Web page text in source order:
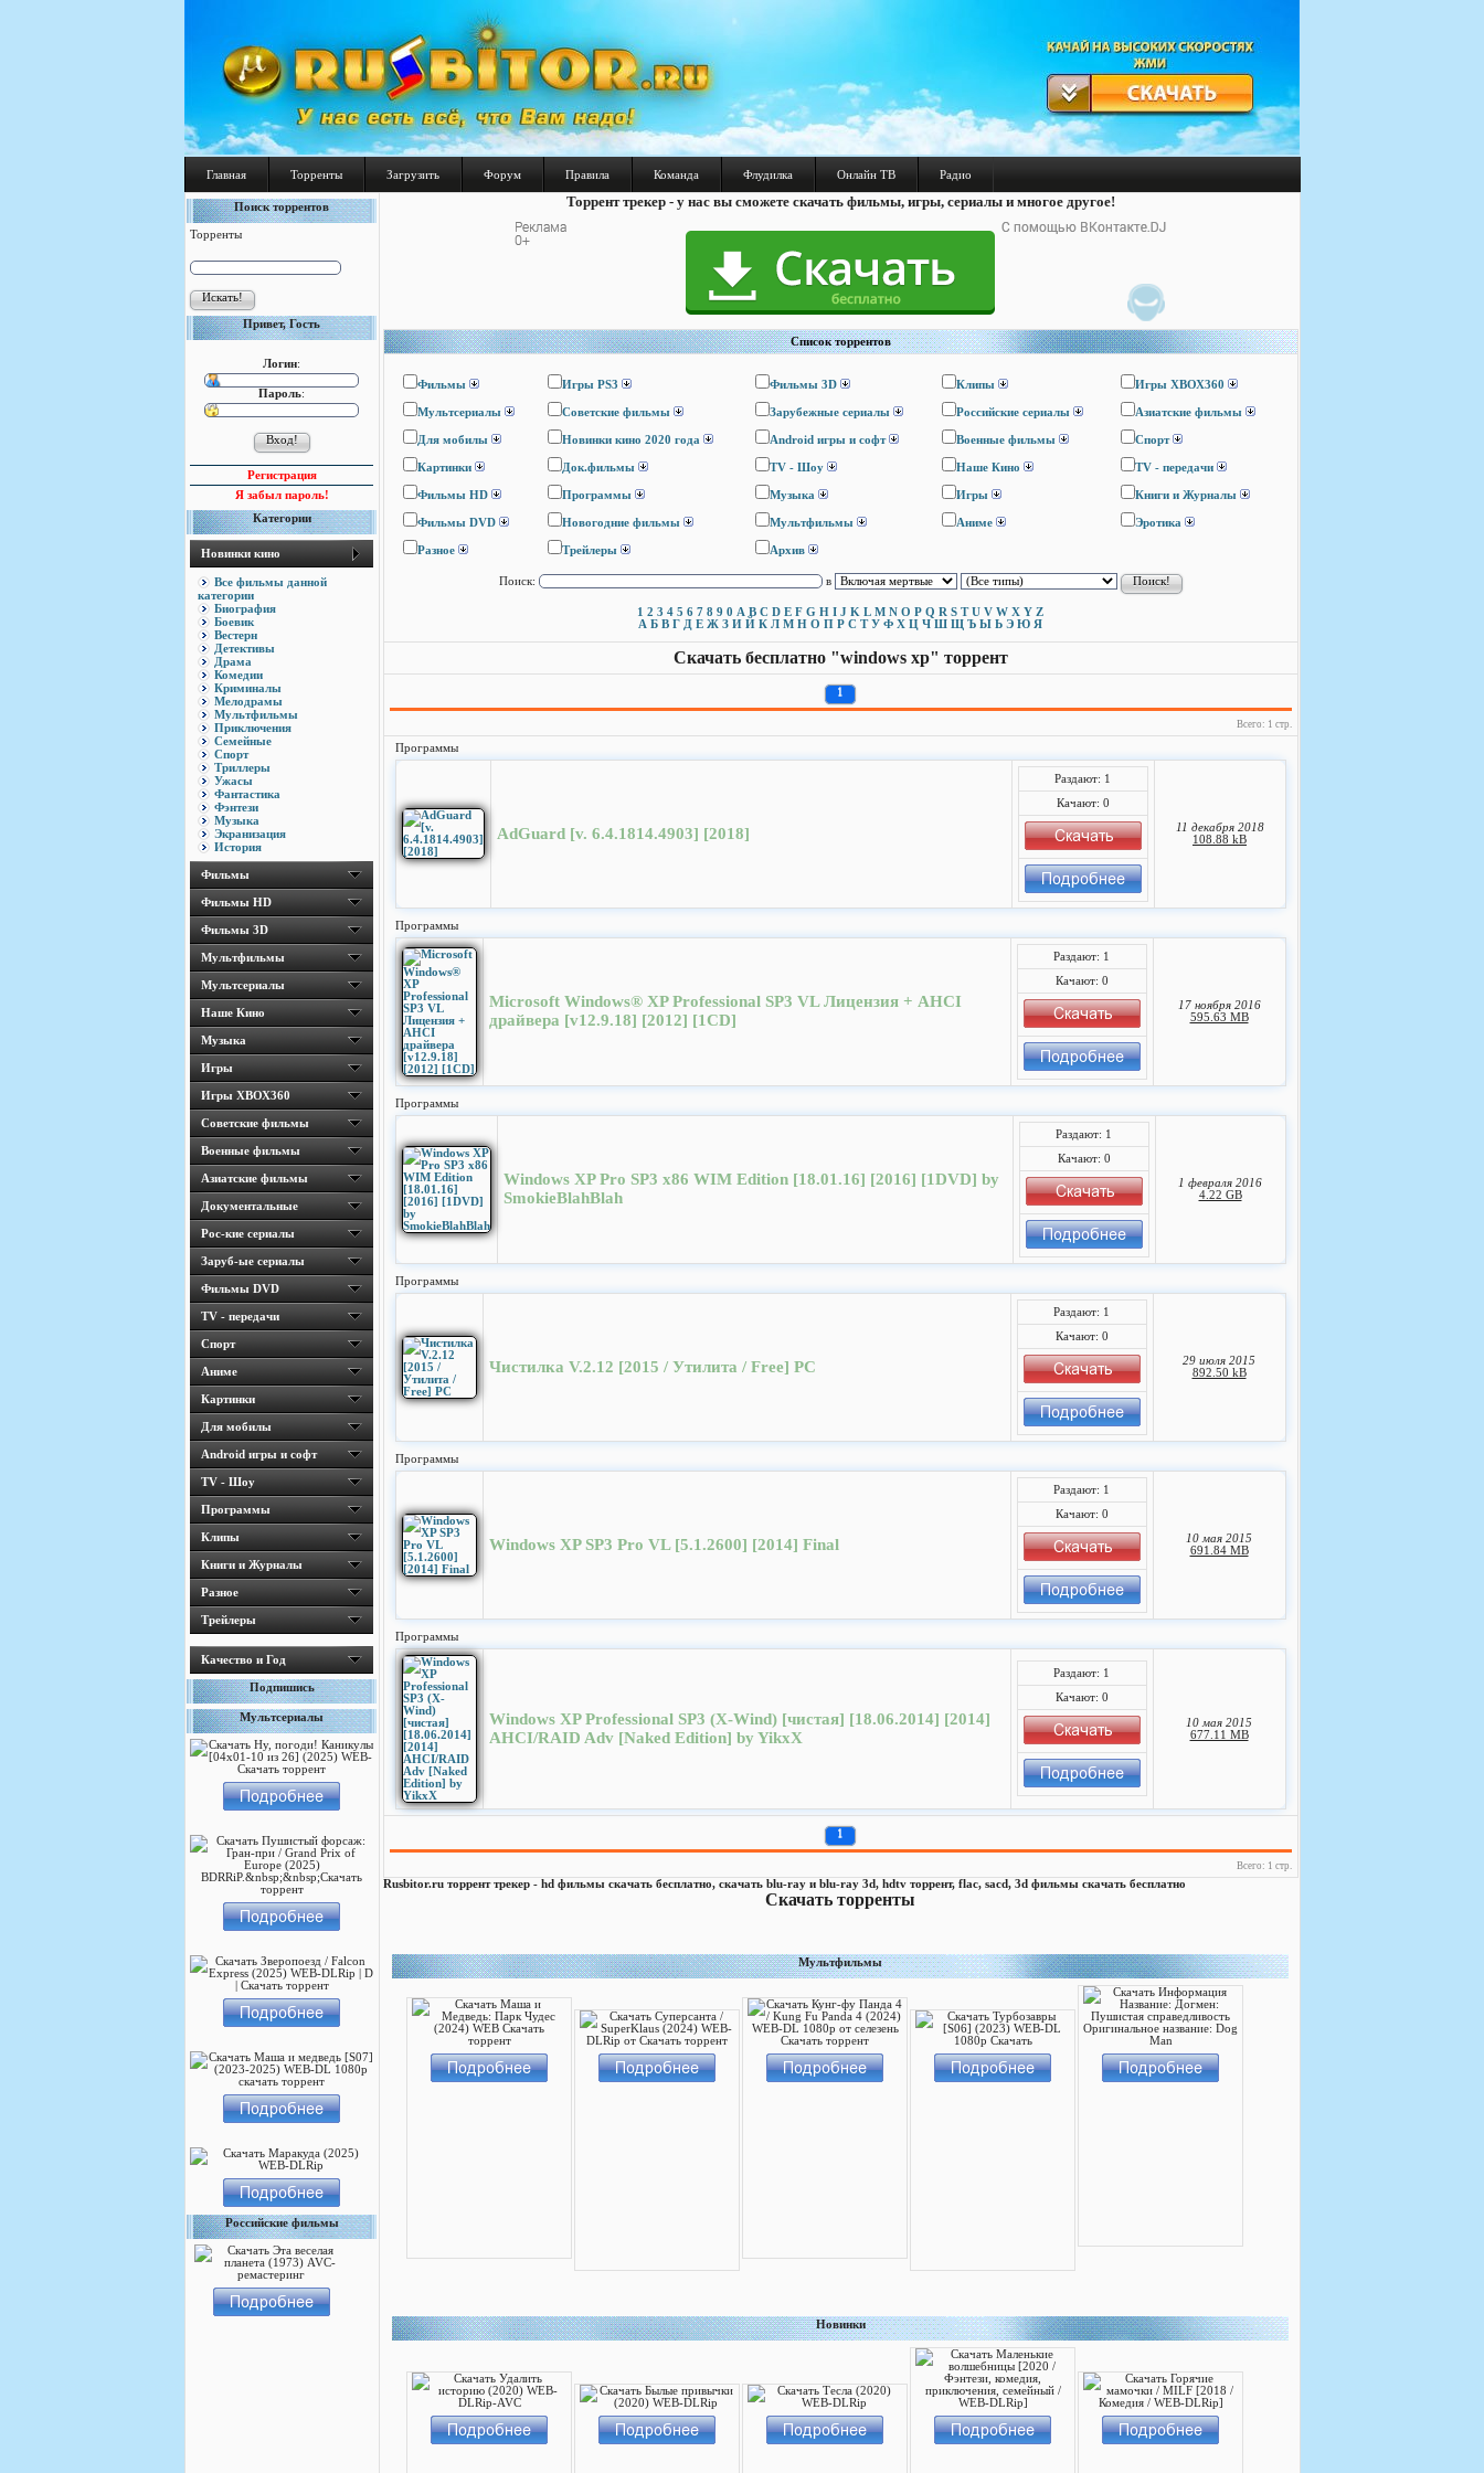
Главная Торренты Загрузить Форум Правила Команда Флудилка Онлайн ТВ Радио
Поиск торрентов
Торренты
Привет, Гость
Логин:
Пароль:
Регистрация
Я забыл пароль!
Категории
Новинки кино
Все фильмы данной
категории
Биография
Боевик
Вестерн
Детективы
Драма
Комедии
Криминалы
Мелодрамы
Мультфильмы
Приключения
Семейные
Спорт
Триллеры
Ужасы
Фантастика
Фэнтези
Музыка
Экранизация
История
Фильмы
Фильмы HD
Фильмы 3D
Мультфильмы
Мультсериалы
Наше Кино
Музыка
Игры
Игры ХВОХ360
Cоветские фильмы
Военные фильмы
Азиатские фильмы
Документальные
Рос-кие сериалы
Заруб-ые сериалы
Фильмы DVD
TV - передачи
Спорт
Аниме
Картинки
Для мобилы
Android игры и софт
TV - Шоу
Программы
Клипы
Книги и Журналы
Разное
Трейлеры
Качество и Год
Подпишись
Мультсериалы
Российские фильмы
Торрент трекер - у нас вы сможете скачать фильмы, игры, сериалы и многое другое!
Список торрентов
Фильмы Игры PS3 Фильмы 3D Клипы Игры ХВОХ360
Мультсериалы Cоветские фильмы Зарубежные сериалы Российские сериалы Азиатские фильмы
Для мобилы Новинки кино 2020 года Android игры и софт Военные фильмы Спорт
Картинки Док.фильмы TV - Шоу Наше Кино TV - передачи
Фильмы HD Программы Музыка Игры Книги и Журналы
Фильмы DVD Новогодние фильмы Мультфильмы Аниме Эротика
Разное Трейлеры Архив
Поиск: в
1 2 3 4 5 6 7 8 9 0 A B C D E F G H I J K L M N O P Q R S T U V W X Y Z
А Б В Г Д Е Ж З И Й К Л М Н О П Р С Т У Ф Х Ц Ч Ш Щ Ъ Ы Ь Э Ю Я
Скачать бесплатно "windows xp" торрент
1
Всего: 1 стр.
Программы
AdGuard [v. 6.4.1814.4903] [2018]
Раздают: 1
Качают: 0
11 декабря 2018
108.88 kB
Программы
Microsoft Windows® XP Professional SP3 VL Лицензия + AHCI
драйвера [v12.9.18] [2012] [1CD]
Раздают: 1
Качают: 0
17 ноября 2016
595.63 MB
Программы
Windows XP Pro SP3 x86 WIM Edition [18.01.16] [2016] [1DVD] by
SmokieBlahBlah
Раздают: 1
Качают: 0
1 февраля 2016
4.22 GB
Программы
Чистилка V.2.12 [2015 / Утилита / Free] PC
Раздают: 1
Качают: 0
29 июля 2015
892.50 kB
Программы
Windows XP SP3 Pro VL [5.1.2600] [2014] Final
Раздают: 1
Качают: 0
10 мая 2015
691.84 MB
Программы
Windows XP Professional SP3 (X-Wind) [чистая] [18.06.2014] [2014]
AHCI/RAID Adv [Naked Edition] by YikxX
Раздают: 1
Качают: 0
10 мая 2015
677.11 MB
1
Всего: 1 стр.
Rusbitor.ru торрент трекер - hd фильмы скачать бесплатно, скачать blu-ray и blu-ray 3d, hdtv торрент, flac, sacd, 3d фильмы скачать бесплатно
Скачать торренты
Мультфильмы
Новинки